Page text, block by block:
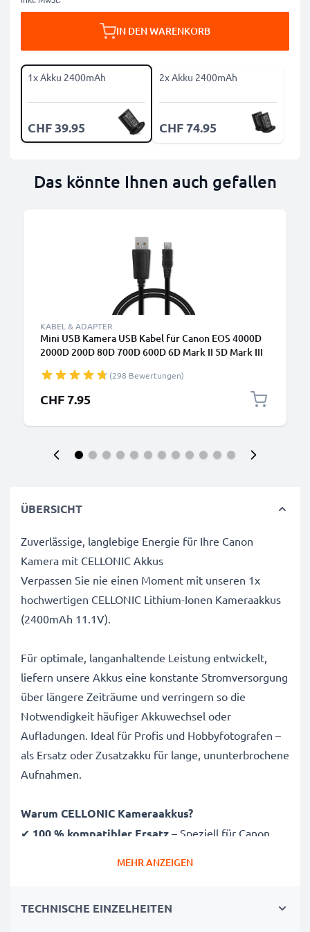
IN DEN WARENKORB
1x Akku 2400mAh
CHF 39.95
2x Akku 2400mAh
CHF 74.95
Das könnte Ihnen auch gefallen
KABEL & ADAPTER
Mini USB Kamera USB Kabel für Canon EOS 4000D
2000D 200D 80D 700D 600D 6D Mark II 5D Mark III
Fotokameras - IFC-200U IFC-400PCU IFC-500U
Datenkabel 2.0, PVC Ladekabel
(298 Bewertungen)
CHF 7.95
ÜBERSICHT
Zuverlässige, langlebige Energie für Ihre Canon
Kamera mit CELLONIC Akkus
Verpassen Sie nie einen Moment mit unseren 1x
hochwertigen CELLONIC Lithium-Ionen Kameraakkus
(2400mAh 11.1V).
Für optimale, langanhaltende Leistung entwickelt,
liefern unsere Akkus eine konstante Stromversorgung
über längere Zeiträume und verringern so die
Notwendigkeit häufiger Akkuwechsel oder
Aufladungen. Ideal für Profis und Hobbyfotografen –
als Ersatz oder Zusatzakku für lange, ununterbrochene
Aufnahmen.
Warum CELLONIC Kameraakkus?
✔ 100 % kompatibler Ersatz – Speziell für Canon
✔Garantierte 2400mAh Kapazität
MEHR ANZEIGEN
TECHNISCHE EINZELHEITEN